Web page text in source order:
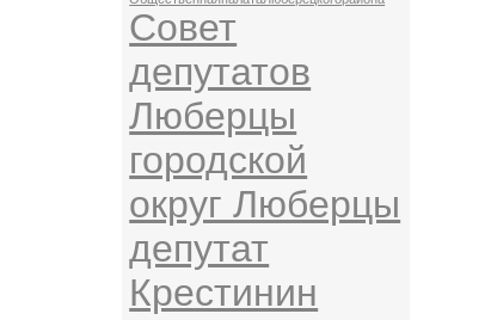
Совет
депутатов
Люберцы
городской
округ Люберцы
депутат
Крестинин